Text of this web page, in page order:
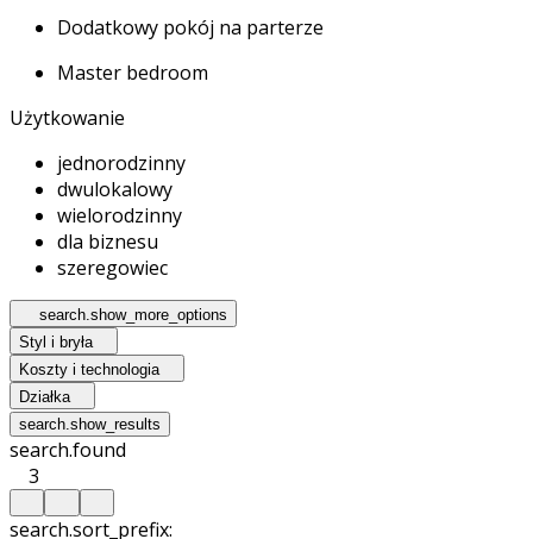
Dodatkowy pokój na parterze
Master bedroom
Użytkowanie
jednorodzinny
dwulokalowy
wielorodzinny
dla biznesu
szeregowiec
search.show_more_options
Styl i bryła
Koszty i technologia
Działka
search.show_results
search.found
3
search.sort_prefix: